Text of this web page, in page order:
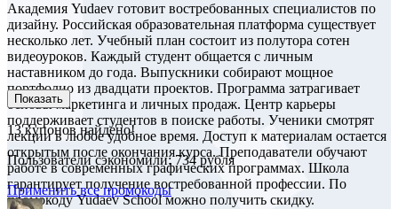
Академия Yudaev готовит востребованных специалистов по
дизайну. Российская образовательная платформа существует
несколько лет. Учебный план состоит из полутора сотен
видеоуроков. Каждый студент общается с личным
наставником до года. Выпускники собирают мощное
портфолио из двадцати проектов. Программа затрагивает
основы маркетинга и личных продаж. Центр карьеры
поддерживает студентов в поиске работы. Ученики смотрят
лекции в любое удобное время. Доступ к материалам остается
открытым после окончания курса. Преподаватели обучают
работе в современных графических программах. Школа
гарантирует получение востребованной профессии. По
промокоду Yudaev School можно получить скидку.
Показать
13купонов найдено!
Пользователи сэкономили: 734 рубля
Применить все промокоды